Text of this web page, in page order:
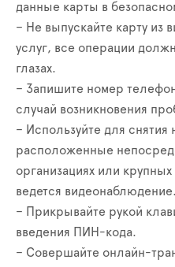
данные карты в
– Не выпускайте карту из
услуг, все операции
глазах.
– Запишите номер
случай возникновения
– Используйте для
расположенные
организациях или
ведется видеонаблюдение.
– Прикрывайте рукой
введения ПИН-кода.
– Совершайте онлайн-